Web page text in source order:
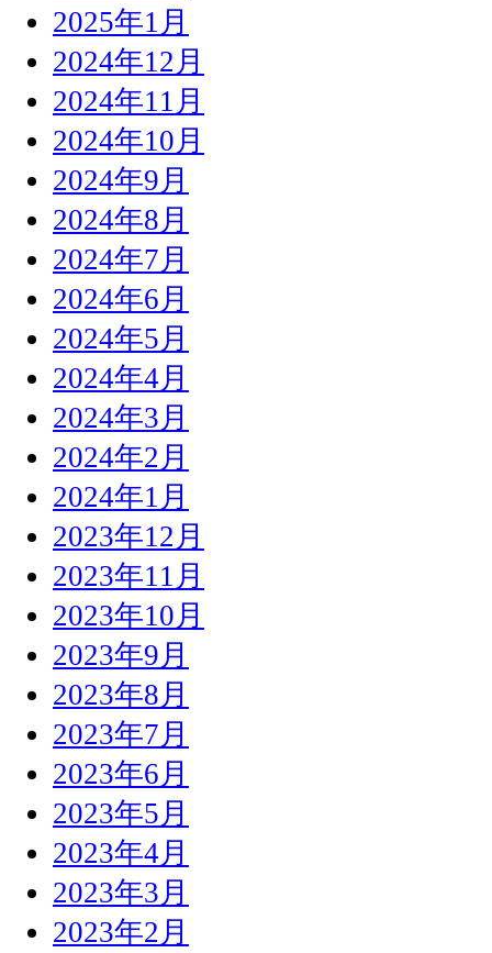
2025年1月
2024年12月
2024年11月
2024年10月
2024年9月
2024年8月
2024年7月
2024年6月
2024年5月
2024年4月
2024年3月
2024年2月
2024年1月
2023年12月
2023年11月
2023年10月
2023年9月
2023年8月
2023年7月
2023年6月
2023年5月
2023年4月
2023年3月
2023年2月